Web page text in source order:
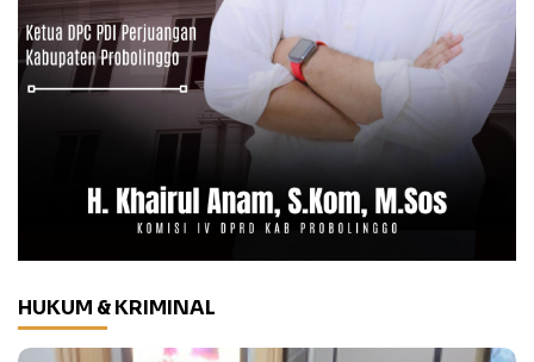
HUKUM & KRIMINAL